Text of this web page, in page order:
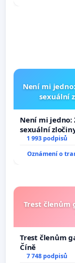
Není mi
sexuální
Není mi jedno:
sexuální
1 993 podpisů
Oznámení o
Trest členům
Trest členům
Číně
7 748 podpisů